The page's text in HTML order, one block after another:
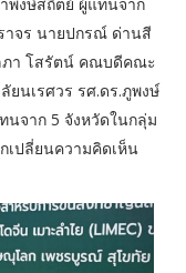
าจร นายปกรณ์ ด่านสี
ภา โสรัตน์ คณบดีคณะ
นเรศวร รศ.ดร.ภูพงษ์
นจาก 5 จังหวัดในกลุ่ม
เปลี่ยนความคิดเห็น